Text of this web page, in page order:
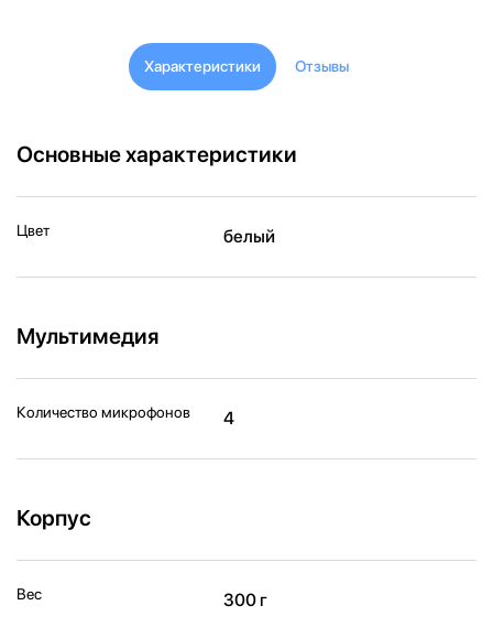
Характеристики Отзывы
Основные характеристики
Цвет белый
Мультимедия
Количество микрофонов 4
Корпус
Вес 300 г